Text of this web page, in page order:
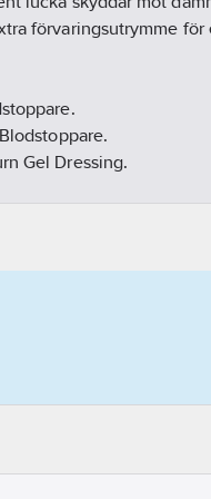
förvaringsutrymme
Gel Dressing.
(REF 6036)